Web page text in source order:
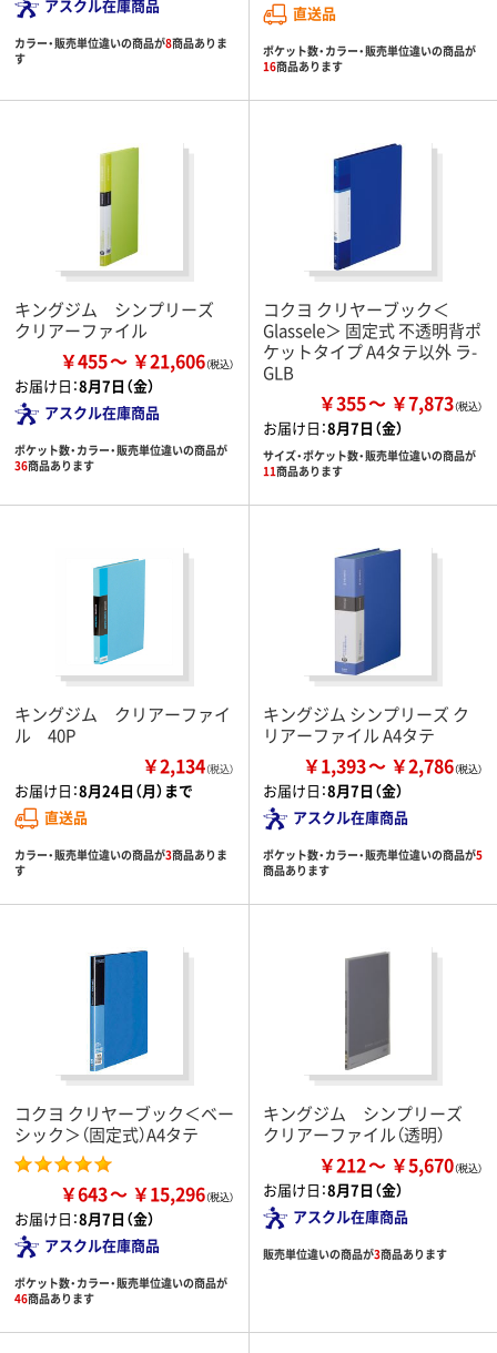
アスクル在庫商品
カラー・販売単位違いの商品が8商品ありま
す
直送品
ポケット数・カラー・販売単位違いの商品が
16商品あります
キングジム シンプリーズ
クリアーファイル
￥455 ￥21,606
お届け日：8月7日（金）
アスクル在庫商品
ポケット数・カラー・販売単位違いの商品が
36商品あります
コクヨ クリヤーブック＜
Glassele＞ 固定式 不透明背ポ
ケットタイプ A4タテ以外 ラ-
GLB
￥355 ￥7,873
お届け日：8月7日（金）
サイズ・ポケット数・販売単位違いの商品が
11商品あります
キングジム クリアーファイ
ル 40P
￥2,134（税込）
お届け日：8月24日（月）まで
直送品
カラー・販売単位違いの商品が3商品ありま
す
キングジム シンプリーズ ク
リアーファイル A4タテ
￥1,393 ￥2,786
お届け日：8月7日（金）
アスクル在庫商品
ポケット数・カラー・販売単位違いの商品が5
商品あります
コクヨ クリヤーブック＜ベー
シック＞（固定式）A4タテ
￥643 ￥15,296
お届け日：8月7日（金）
アスクル在庫商品
ポケット数・カラー・販売単位違いの商品が
46商品あります
キングジム シンプリーズ
クリアーファイル（透明）
￥212 ￥5,670
お届け日：8月7日（金）
アスクル在庫商品
販売単位違いの商品が3商品あります